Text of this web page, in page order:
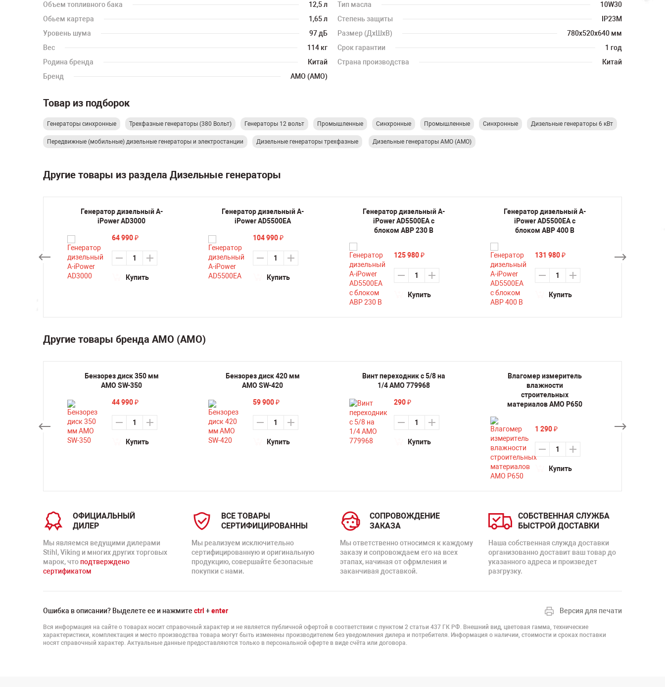
Объем топливного бака
12,5 л Тип масла
10W30
Обьем картера
1,65 л Степень защиты
IP23M
Уровень шума
97 дБ Размер (ДхШхВ)
780х520х640 мм
Вес
114 кг Срок гарантии
1 год
Родина бренда
Китай Страна производства
Китай
Бренд
AMO (АМО)
Товар из подборок
Генераторы синхронные Трехфазные генераторы (380 Вольт) Генераторы 12 вольт Промышленные Синхронные Промышленные Синхронные Дизельные генераторы 6 кВт
Передвижные (мобильные) дизельные генераторы и электростанции Дизельные генераторы трехфазные Дизельные генераторы AMO (АМО)
Другие товары из раздела Дизельные генераторы
Генератор дизельный A-
iPower AD3000
64 990 ₽
Купить
Генератор дизельный A-
iPower AD5500EA
104 990 ₽
Купить
Генератор дизельный A-
iPower AD5500EA c
блоком АВР 230 В
125 980 ₽
Купить
Генератор дизельный A-
iPower AD5500EA c
блоком АВР 400 В
131 980 ₽
Купить
Другие товары бренда AMO (АМО)
Бензорез диск 350 мм
AMO SW-350
44 990 ₽
Купить
Бензорез диск 420 мм
AMO SW-420
59 900 ₽
Купить
Винт переходник c 5/8 на
1/4 AMO 779968
290 ₽
Купить
Влагомер измеритель
влажности
строительных
материалов AMO P650
1 290 ₽
Купить
ОФИЦИАЛЬНЫЙ
ДИЛЕР
Мы являемся ведущими дилерами
Stihl, Viking и многих других торговых
марок, что подтверждено
сертификатом
ВСЕ ТОВАРЫ
СЕРТИФИЦИРОВАННЫ
Мы реализуем исключительно
сертифицированную и оригинальную
продукцию, совершайте безопасные
покупки с нами.
СОПРОВОЖДЕНИЕ
ЗАКАЗА
Мы ответственно относимся к каждому
заказу и сопровождаем его на всех
этапах, начиная от офрмления и
заканчивая доставкой.
СОБСТВЕННАЯ СЛУЖБА
БЫСТРОЙ ДОСТАВКИ
Наша собственная служда доставки
организованно доставит ваш товар до
указанного адреса и произведет
разгрузку.
Ошибка в описании? Выделете ее и нажмите ctrl +enter Версия для печати
Вся информация на сайте о товарах носит справочный характер и не является публичной офертой в соответствии с пунктом 2 статьи 437 ГК РФ. Внешний вид, цветовая гамма, технические
характеристики, комплектация и место производства товара могут быть изменены производителем без уведомления дилера и потребителя. Информация о наличии, стоимости и сроках поставки
носят справочный характер. Актуальные данные предоставляются только в персональной оферте в виде счёта или договора.